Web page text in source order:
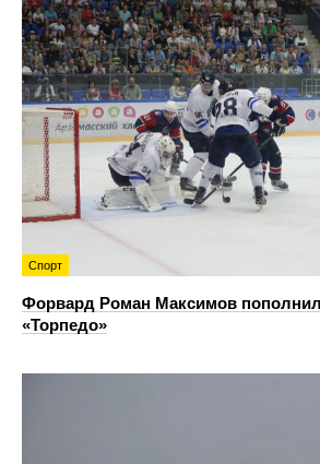
Спорт
Форвард Роман Максимов
«Торпедо»